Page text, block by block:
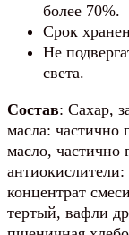
более 70%.
Срок
Не
света.
Состав: Сахар,
масла: частично
масло, частично
концентрат
тертый, вафли